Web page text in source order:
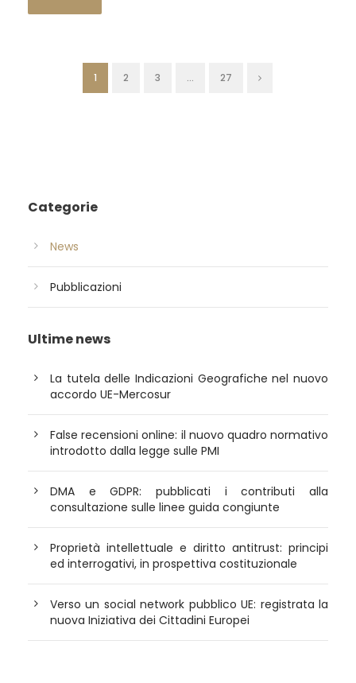
1 2 3 … 27
Categorie
News
Pubblicazioni
Ultime news
La tutela delle Indicazioni Geografiche nel nuovo
accordo UE-Mercosur
False recensioni online: il nuovo quadro normativo
introdotto dalla legge sulle PMI
DMA e GDPR: pubblicati i contributi alla
consultazione sulle linee guida congiunte
Proprietà intellettuale e diritto antitrust: principi
ed interrogativi, in prospettiva costituzionale
Verso un social network pubblico UE: registrata la
nuova Iniziativa dei Cittadini Europei